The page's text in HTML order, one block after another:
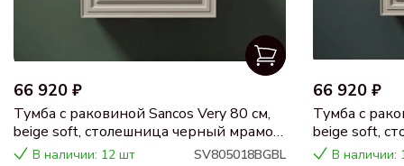
66 920 ₽
Тумба с раковиной Sancos Very 80 см,
beige soft, столешница черный мрамор,
раковина CN5018
В наличии: 12 шт
SV805018BGBL
66 920 ₽
Тумба с
beige soft,
раковина
В наличии: